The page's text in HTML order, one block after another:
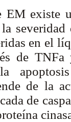
EM existe
en el
de
de la
de